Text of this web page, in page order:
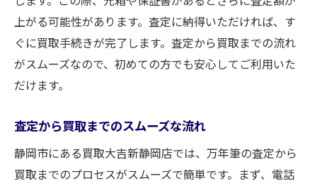
上がる可能性があります。査定に納得いただければ、す
ぐに買取手続きが完了します。査定から買取までの流れ
がスムーズなので、初めての方でも安心してご利用いた
だけます。
査定から買取までのスムーズな流れ
静岡市にある買取大吉新静岡店では、万年筆の査定から
買取までのプロセスがスムーズで簡単です。まず、電話